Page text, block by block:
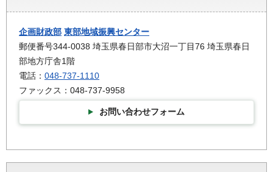
企画財政部 東部地域振興センター
郵便番号344-0038 埼玉県春日部市大沼一丁目76 埼玉県春日
部地方庁舎1階
電話： 048-737-1110
ファックス：048-737-9958
お問い合わせフォーム